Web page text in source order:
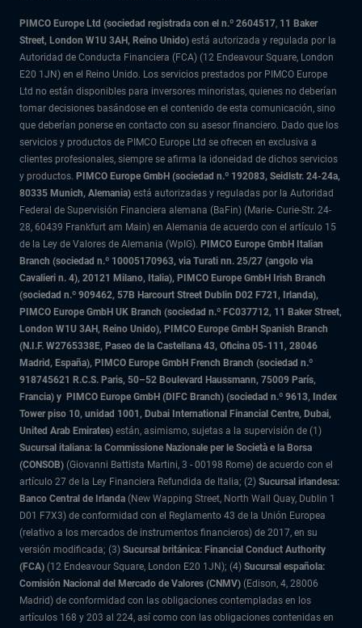
PIMCO Europe Ltd (sociedad registrada con el n.º 2604517, 11 Baker
Street, London W1U 3AH, Reino Unido) está autorizada y regulada por la
Autoridad de Conducta Financiera (FCA) (12 Endeavour Square, London
E20 1JN) en el Reino Unido. Los servicios prestados por PIMCO Europe
Ltd no están disponibles para inversores minoristas, quienes no deberían
tomar decisiones basándose en el contenido de esta comunicación, sino
que deberían ponerse en contacto con su asesor financiero. Dado que los
servicios y productos de PIMCO Europe Ltd se ofrecen en exclusiva a
clientes profesionales, siempre se afirma la idoneidad de dichos servicios
y productos. PIMCO Europe GmbH (sociedad n.º 192083, Seidlstr. 24-24a,
80335 Munich, Alemania) está autorizadas y reguladas por la Autoridad
Federal de Supervisión Financiera alemana (BaFin) (Marie- Curie-Str. 24-
28, 60439 Frankfurt am Main) en Alemania de acuerdo con el artículo 15
de la Ley de Valores de Alemania (WpIG). PIMCO Europe GmbH Italian
Branch (sociedad n.º 10005170963, via Turati nn. 25/27 (angolo via
Cavalieri n. 4), 20121 Milano, Italia), PIMCO Europe GmbH Irish Branch
(sociedad n.º 909462, 57B Harcourt Street Dublin D02 F721, Irlanda),
PIMCO Europe GmbH UK Branch (sociedad n.º FC037712, 11 Baker Street,
London W1U 3AH, Reino Unido), PIMCO Europe GmbH Spanish Branch
(N.I.F. W2765338E, Paseo de la Castellana 43, Oficina 05-111, 28046
Madrid, España), PIMCO Europe GmbH French Branch (sociedad n.º
918745621 R.C.S. Paris, 50–52 Boulevard Haussmann, 75009 París,
Francia) y PIMCO Europe GmbH (DIFC Branch) (sociedad n.º 9613, Index
Tower piso 10, unidad 1001, Dubai International Financial Centre, Dubai,
United Arab Emirates) están, asimismo, sujetas a la supervisión de (1)
Sucursal italiana: la Commissione Nazionale per le Società e la Borsa
(CONSOB) (Giovanni Battista Martini, 3 - 00198 Rome) de acuerdo con el
artículo 27 de la Ley Financiera Refundida de Italia; (2) Sucursal irlandesa:
Banco Central de Irlanda (New Wapping Street, North Wall Quay, Dublin 1
D01 F7X3) de conformidad con el Reglamento 43 de la Unión Europea
(relativo a los mercados de instrumentos financieros) de 2017, en su
versión modificada; (3) Sucursal británica: Financial Conduct Authority
(FCA) (12 Endeavour Square, London E20 1JN); (4) Sucursal española:
Comisión Nacional del Mercado de Valores (CNMV) (Edison, 4, 28006
Madrid) de conformidad con las obligaciones contempladas en los
artículos 168 y 203 al 224, así como con las obligaciones contenidas en